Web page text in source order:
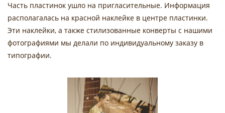
Часть пластинок ушло на пригласительные. Информация
располагалась на красной наклейке в центре пластинки.
Эти наклейки, а также стилизованные конверты с нашими
фотографиями мы делали по индивидуальному заказу в
типографии.